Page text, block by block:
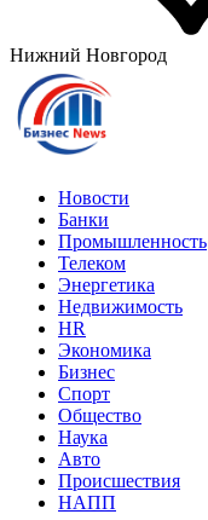
Нижний Новгород
Новости
Банки
Промышленность
Телеком
Энергетика
Недвижимость
HR
Экономика
Бизнес
Спорт
Общество
Наука
Авто
Происшествия
НАПП